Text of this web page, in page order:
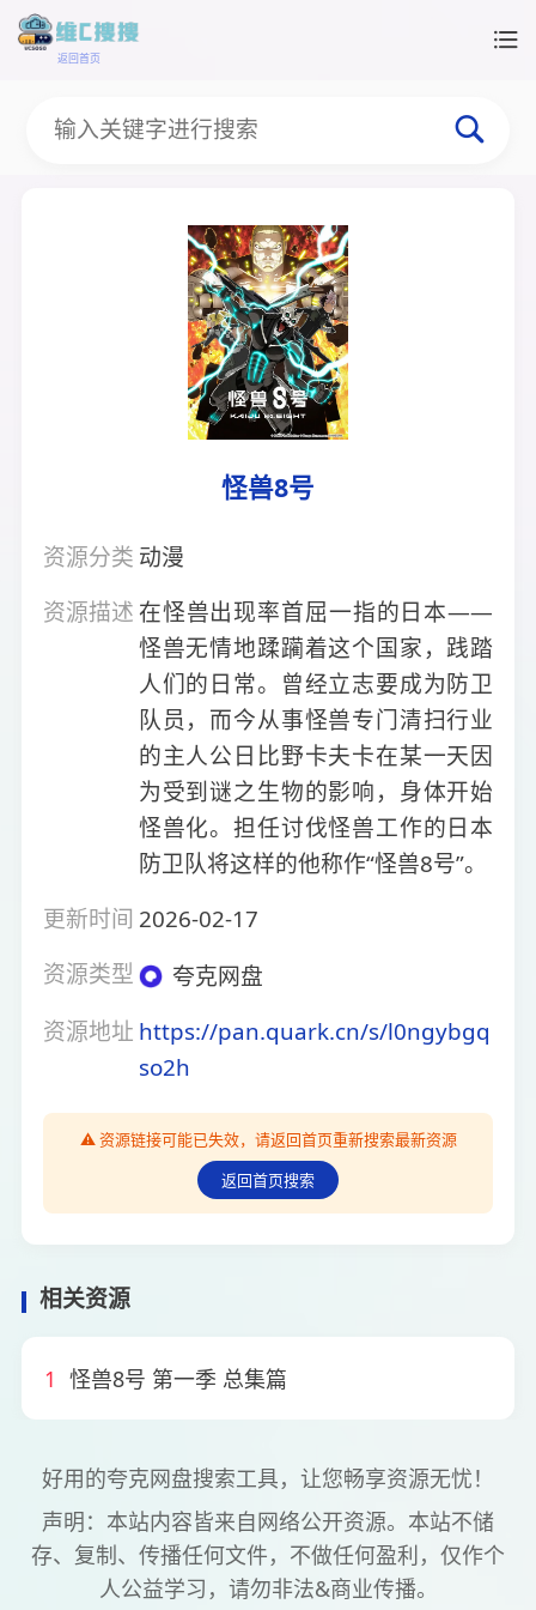
返回首页
怪兽8号
资源分类 动漫
资源描述在怪兽出现率首屈一指的日本——
怪兽无情地蹂躏着这个国家，践踏
人们的日常。曾经立志要成为防卫
队员，而今从事怪兽专门清扫行业
的主人公日比野卡夫卡在某一天因
为受到谜之生物的影响，身体开始
怪兽化。担任讨伐怪兽工作的日本
防卫队将这样的他称作“怪兽8号”。
更新时间 2026-02-17
资源类型
夸克网盘
资源地址 https://pan.quark.cn/s/l0ngybgq
so2h
⚠️ 资源链接可能已失效，请返回首页重新搜索最新资源
返回首页搜索
相关资源
1 怪兽8号 第一季 总集篇
好用的夸克网盘搜索工具，让您畅享资源无忧！
声明：本站内容皆来自网络公开资源。本站不储
存、复制、传播任何文件，不做任何盈利，仅作个
人公益学习，请勿非法&商业传播。